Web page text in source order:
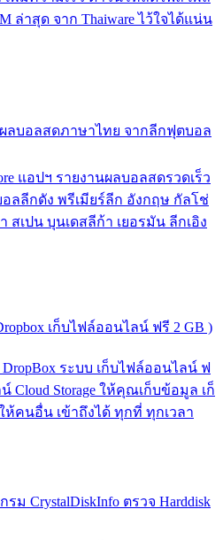
ล่าสุด จาก Thaiware ไว้ใจได้แน่น
ผลบอลสดภาษาไทย จากลีกฟุตบอล
แอปฯ รายงานผลบอลสดรวดเร็ว
ลลีกดัง พรีเมียร์ลีก อังกฤษ กัลโช่
สเปน บุนเดสลีก้า เยอรมัน ลีกเอิง
เก็บไฟล์ออนไลน์ ฟรี 2 GB )
ระบบ เก็บไฟล์ออนไลน์ ฟ
Cloud Storage ให้คุณเก็บข้อมูล เก็
ห้คนอื่น เข้าถึงได้ ทุกที่ ทุกเวลา
รม CrystalDiskInfo ตรวจ Harddisk